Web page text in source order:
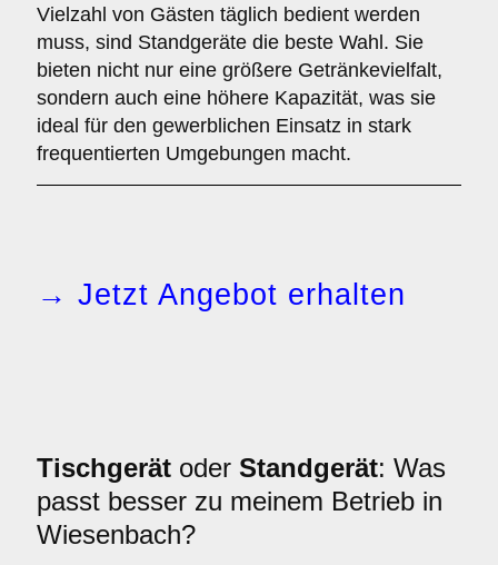
Vielzahl von Gästen täglich bedient werden
muss, sind Standgeräte die beste Wahl. Sie
bieten nicht nur eine größere Getränkevielfalt,
sondern auch eine höhere Kapazität, was sie
ideal für den gewerblichen Einsatz in stark
frequentierten Umgebungen macht.
→ Jetzt Angebot erhalten
Tischgerät oder Standgerät: Was
passt besser zu meinem Betrieb in
Wiesenbach?